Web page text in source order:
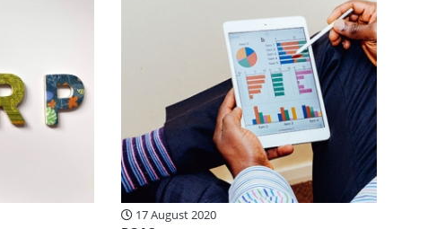
17 August 2020